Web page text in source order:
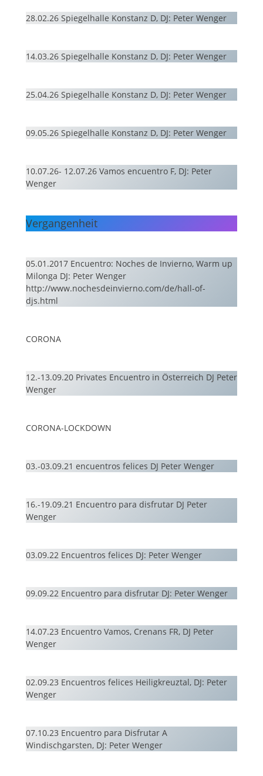
28.02.26 Spiegelhalle Konstanz D, DJ: Peter Wenger
14.03.26 Spiegelhalle Konstanz D, DJ: Peter Wenger
25.04.26 Spiegelhalle Konstanz D, DJ: Peter Wenger
09.05.26 Spiegelhalle Konstanz D, DJ: Peter Wenger
10.07.26- 12.07.26 Vamos encuentro F, DJ: Peter
Wenger
Vergangenheit
05.01.2017 Encuentro: Noches de Invierno, Warm up
Milonga DJ: Peter Wenger
http://www.nochesdeinvierno.com/de/hall-of-
djs.html
CORONA
12.-13.09.20 Privates Encuentro in Österreich DJ Peter
Wenger
CORONA-LOCKDOWN
03.-03.09.21 encuentros felices DJ Peter Wenger
16.-19.09.21 Encuentro para disfrutar DJ Peter
Wenger
03.09.22 Encuentros felices DJ: Peter Wenger
09.09.22 Encuentro para disfrutar DJ: Peter Wenger
14.07.23 Encuentro Vamos, Crenans FR, DJ Peter
Wenger
02.09.23 Encuentros felices Heiligkreuztal, DJ: Peter
Wenger
07.10.23 Encuentro para Disfrutar A
Windischgarsten, DJ: Peter Wenger